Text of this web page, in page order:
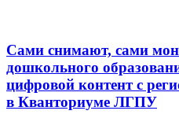
Сами снимают, сами
дошкольного
цифровой контент с
в Кванториуме ЛГПУ​